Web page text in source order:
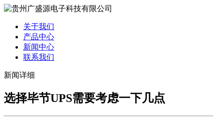
关于我们
产品中心
新闻中心
联系我们
新闻详细
选择毕节UPS需要考虑一下几点